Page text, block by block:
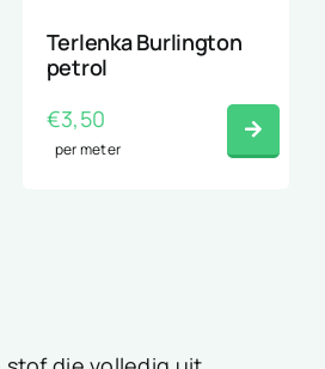
Terlenka Burlington
petrol
€3,50
per meter